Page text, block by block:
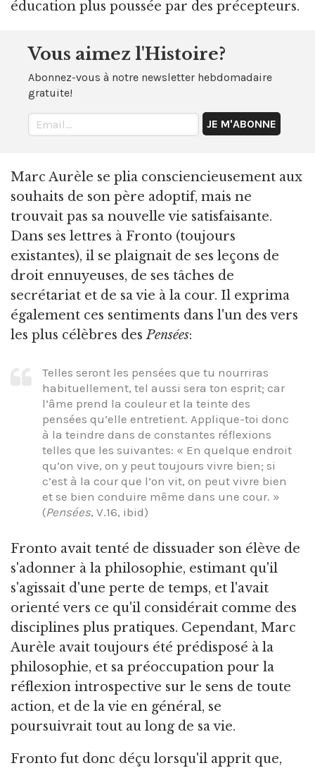
éducation plus poussée par des précepteurs.
Vous aimez l'Histoire?
Abonnez-vous à notre newsletter hebdomadaire
gratuite!
Marc Aurèle se plia consciencieusement aux
souhaits de son père adoptif, mais ne
trouvait pas sa nouvelle vie satisfaisante.
Dans ses lettres à Fronto (toujours
existantes), il se plaignait de ses leçons de
droit ennuyeuses, de ses tâches de
secrétariat et de sa vie à la cour. Il exprima
également ces sentiments dans l'un des vers
les plus célèbres desPensées:
Telles seront les pensées que tu nourriras
habituellement, tel aussi sera ton esprit; car
l’âme prend la couleur et la teinte des
pensées qu’elle entretient. Applique-toi donc
à la teindre dans de constantes réflexions
telles que les suivantes: « En quelque endroit
qu’on vive, on y peut toujours vivre bien; si
c’est à la cour que l’on vit, on peut vivre bien
et se bien conduire même dans une cour. »
(Pensées, V.16, ibid)
Fronto avait tenté de dissuader son élève de
s'adonner à la philosophie, estimant qu'il
s'agissait d'une perte de temps, et l'avait
orienté vers ce qu'il considérait comme des
disciplines plus pratiques. Cependant, Marc
Aurèle avait toujours été prédisposé à la
philosophie, et sa préoccupation pour la
réflexion introspective sur le sens de toute
action, et de la vie en général, se
poursuivrait tout au long de sa vie.
Fronto fut donc déçu lorsqu'il apprit que,